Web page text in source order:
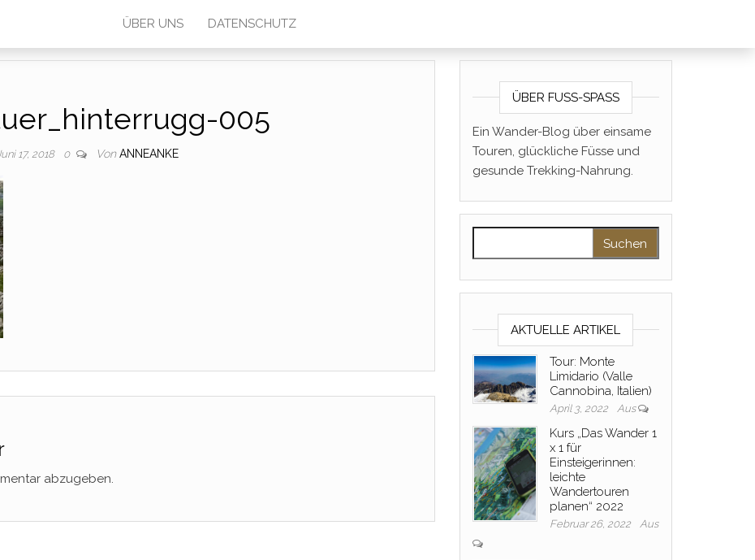
ÜBER UNS DATENSCHUTZ
005
17, 2018 0 Von ANNEANKE
abzugeben.
ÜBER FUSS-SPASS
Ein Wander-Blog über einsame
Touren, glückliche Füsse und
gesunde Trekking-Nahrung.
AKTUELLE ARTIKEL
Tour: Monte
Limidario (Valle
Cannobina, Italien)
April 3, 2022 Aus
Kurs „Das Wander 1
x 1 für
Einsteigerinnen:
leichte
Wandertouren
planen“ 2022
Februar 26, 2022 Aus